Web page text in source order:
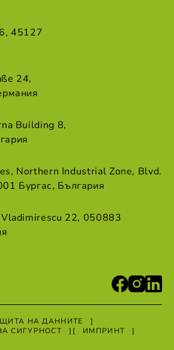
45127
24,
Building 8,
Northern Industrial Zone, Blvd.
Бургас, България
22, 050883
НА ДАННИТЕ
СИГУРНОСТ
ИМПРИНТ